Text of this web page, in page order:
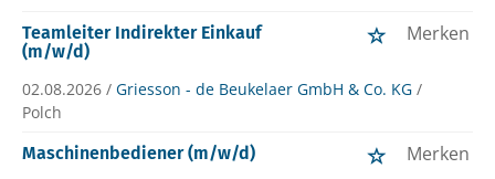
Teamleiter Indirekter Einkauf
(m/w/d)
Merken
02.08.2026 / Griesson - de Beukelaer GmbH & Co. KG /
Polch
Maschinenbediener (m/w/d)
Merken